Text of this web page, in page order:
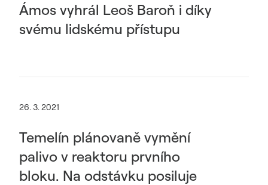
Ámos vyhrál Leoš Baroň i díky
svému lidskému přístupu
26. 3. 2021
Temelín plánovaně vymění
palivo v reaktoru prvního
bloku. Na odstávku posiluje